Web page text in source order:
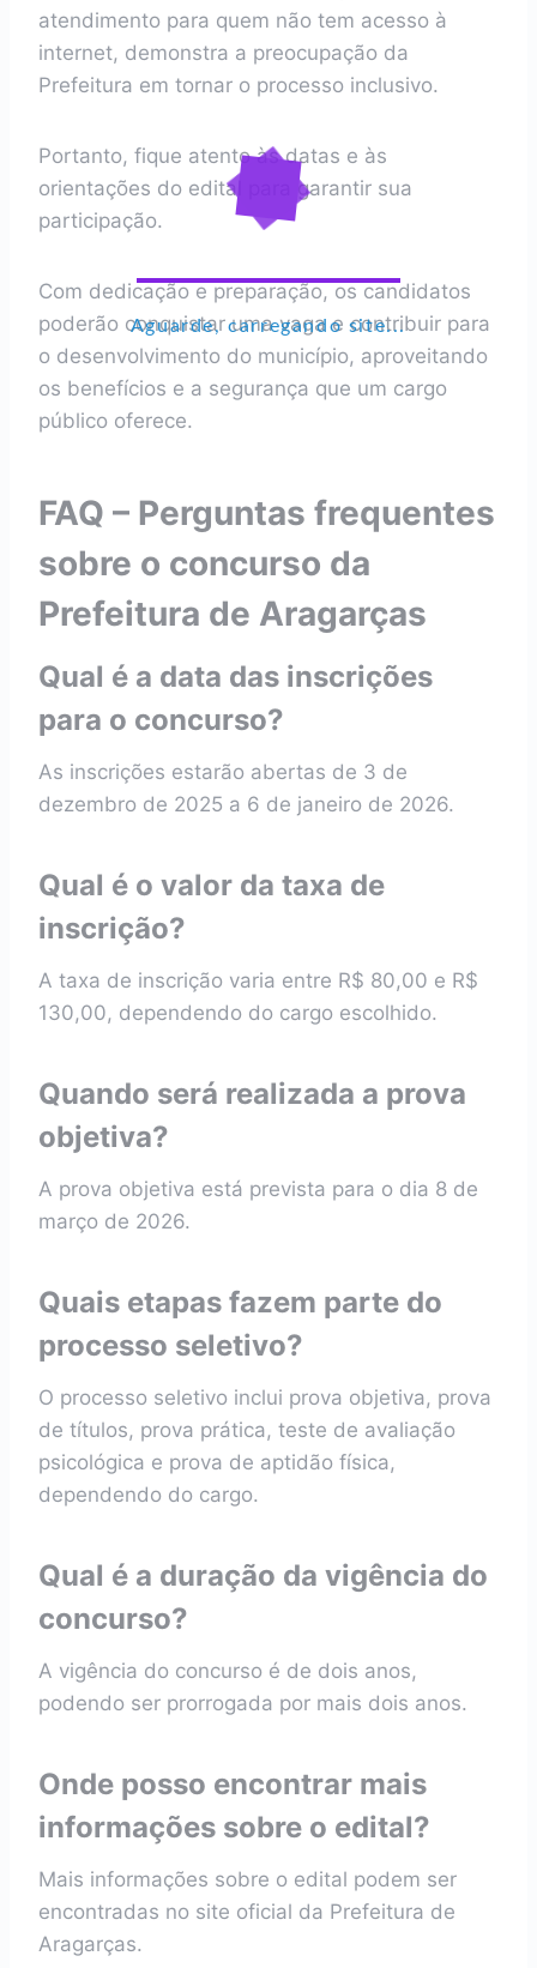
Aguarde, carregando site...
atendimento para quem não tem acesso à
internet, demonstra a preocupação da
Prefeitura em tornar o processo inclusivo.
Portanto, fique atento às datas e às
orientações do edital para garantir sua
participação.
Com dedicação e preparação, os candidatos
poderão conquistar uma vaga e contribuir para
o desenvolvimento do município, aproveitando
os benefícios e a segurança que um cargo
público oferece.
FAQ – Perguntas frequentes
sobre o concurso da
Prefeitura de Aragarças
Qual é a data das inscrições
para o concurso?
As inscrições estarão abertas de 3 de
dezembro de 2025 a 6 de janeiro de 2026.
Qual é o valor da taxa de
inscrição?
A taxa de inscrição varia entre R$ 80,00 e R$
130,00, dependendo do cargo escolhido.
Quando será realizada a prova
objetiva?
A prova objetiva está prevista para o dia 8 de
março de 2026.
Quais etapas fazem parte do
processo seletivo?
O processo seletivo inclui prova objetiva, prova
de títulos, prova prática, teste de avaliação
psicológica e prova de aptidão física,
dependendo do cargo.
Qual é a duração da vigência do
concurso?
A vigência do concurso é de dois anos,
podendo ser prorrogada por mais dois anos.
Onde posso encontrar mais
informações sobre o edital?
Mais informações sobre o edital podem ser
encontradas no site oficial da Prefeitura de
Aragarças.